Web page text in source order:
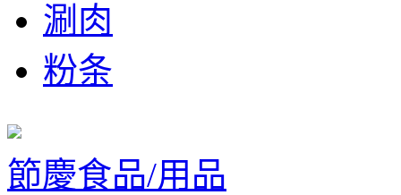
涮肉
粉条
節慶食品/用品